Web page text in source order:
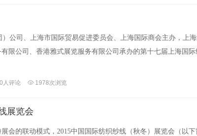
公司、上海市国际贸易促进委员会、上海国际商会主办，上
限公司、香港雅式展览服务有限公司承办的第十七届上海国
0人评论 1978次浏览
展览会
的联动模式，2015中国国际纺织纱线（秋冬）展览会（以下